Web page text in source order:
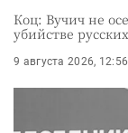
Коц: Вучич не
убийстве русских
9 августа 2026, 12:56